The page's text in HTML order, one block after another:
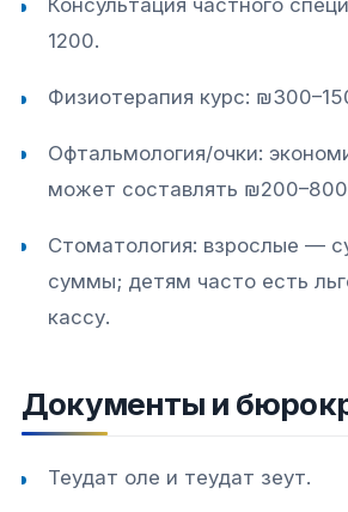
Консультация частного
1200.
Физиотерапия курс:
Офтальмология/очки:
может составлять
Стоматология: взрослые —
суммы; детям часто есть
кассу.
Документы и
Теудат оле и теудат зеут.